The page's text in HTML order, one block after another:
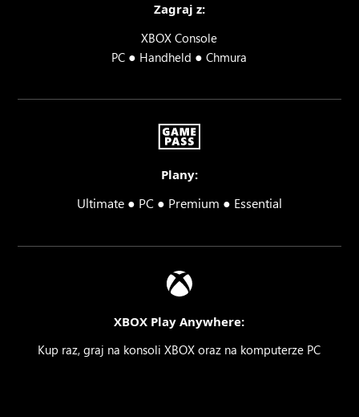
Zagraj z:
XBOX Console
PC ● Handheld ●Chmura
Plany:
Ultimate ● PC ● Premium ● Essential
XBOX Play Anywhere:
Kup raz, graj na konsoli XBOX oraz na komputerze PC